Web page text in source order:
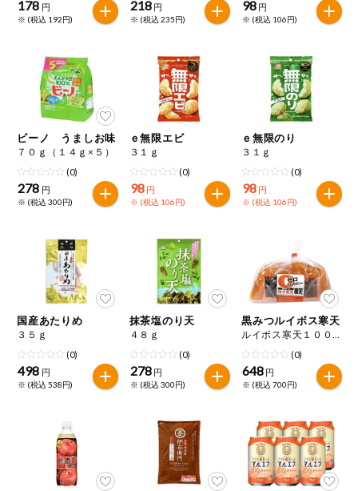
178 円
※ (税込 192円)
218 円
※ (税込 235円)
98 円
※ (税込 106円)
ビーノ うましお味
７０ｇ（１４ｇ×５）
(0)
278 円
※ (税込 300円)
ｅ無限エビ
３１ｇ
(0)
98 円
※ (税込 106円)
ｅ無限のり
３１ｇ
(0)
98 円
※ (税込 106円)
国産あたりめ
３５ｇ
(0)
498 円
※ (税込 538円)
抹茶塩のり天
４８ｇ
(0)
278 円
※ (税込 300円)
黒みつルイボス寒天
ルイボス寒天１００ｇ×３、黒みつ×３
(0)
648 円
※ (税込 700円)